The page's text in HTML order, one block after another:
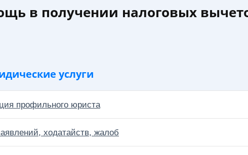
в получении налоговых
услуги
профильного юриста
ходатайств, жалоб